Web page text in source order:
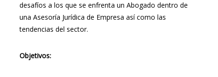
desafíos a los que se enfrenta un Abogado dentro de
una Asesoría Jurídica de Empresa así como las
tendencias del sector.
Objetivos: